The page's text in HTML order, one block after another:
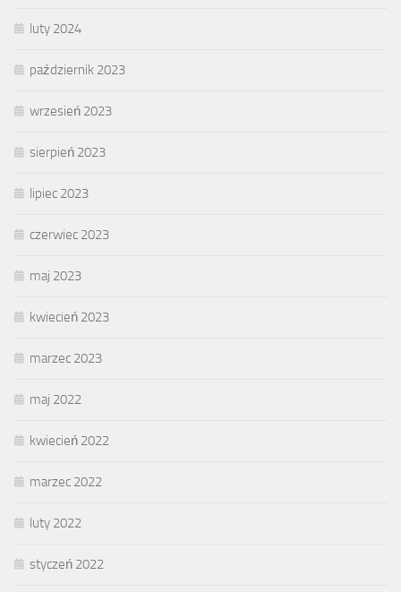
luty 2024
październik 2023
wrzesień 2023
sierpień 2023
lipiec 2023
czerwiec 2023
maj 2023
kwiecień 2023
marzec 2023
maj 2022
kwiecień 2022
marzec 2022
luty 2022
styczeń 2022